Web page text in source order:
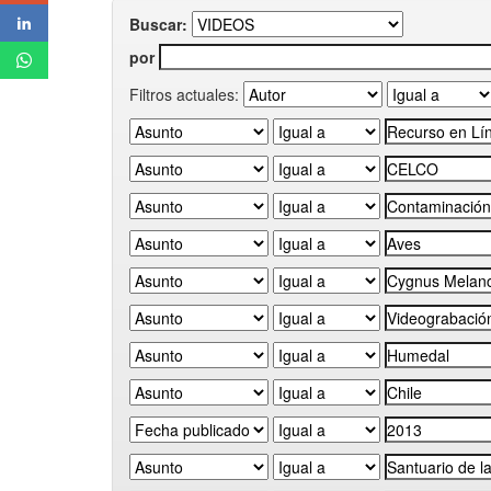
Buscar:
por
Filtros actuales: